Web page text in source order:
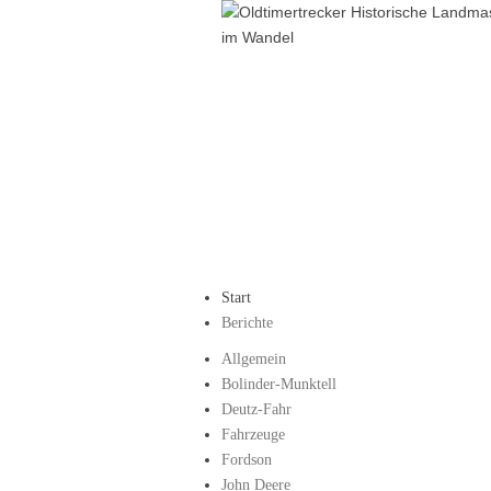
Start
Berichte
Allgemein
Bolinder-Munktell
Deutz-Fahr
Fahrzeuge
Fordson
John Deere